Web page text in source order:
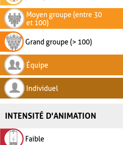
Moyen groupe (entre 30
et 100)
Grand groupe (> 100)
Équipe
Individuel
INTENSITÉ D'ANIMATION
Faible